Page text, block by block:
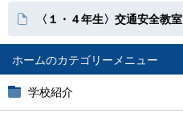
ホーム
学校紹介
〈１・４年生〉交通安全教室